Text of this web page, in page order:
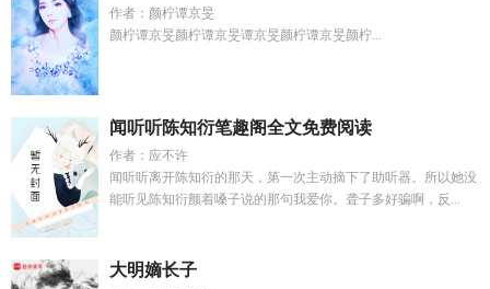
作者：颜柠谭京旻
颜柠谭京旻颜柠谭京旻谭京旻颜柠谭京旻颜柠...
闻听听陈知衍笔趣阁全文免费阅读
作者：应不许
闻听听离开陈知衍的那天，第一次主动摘下了助听器。所以她没
能听见陈知衍颤着嗓子说的那句我爱你。聋子多好骗啊，反...
大明嫡长子